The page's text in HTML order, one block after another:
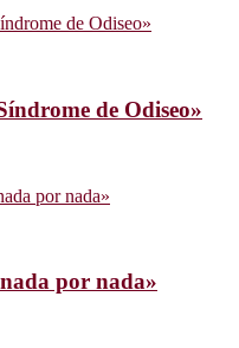
de Odiseo»
por nada»